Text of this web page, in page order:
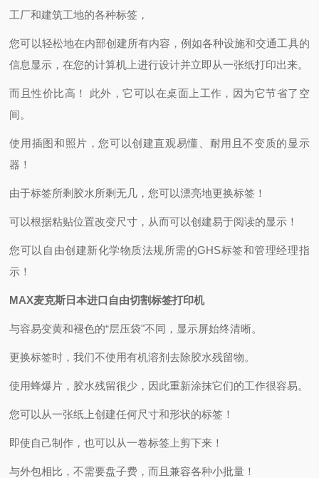
工厂和建筑工地的各种标签，
您可以轻松地在内部创建所有内容，例如各种设施和交通工具的
信息显示，在您的计算机上进行设计并立即从一张纸打印出来。
而且性价比高！ 此外，它可以在桌面上工作，因为它节省了空
间。
使用插图和照片，您可以创建直观易懂、耐用且不变质的显示
器！
由于标签所剩胶水所剩无几，您可以漂亮地更换标签！
可以根据粘贴位置改变尺寸，从而可以创建易于阅读的显示！
您可以自由创建新化学物质法规所需的GHS标签和管理经理指
示！
MAX麦克斯日本进口自由切割标签打印机
与容易变黄和褪色的“层压袋"不同，显示屏始终清晰。
更换标签时，我们不使用有机溶剂去除胶水残留物。
使用蜂爆片，胶水残留很少，因此重新涂抹它们的工作很容易。
您可以从一张纸上创建任何尺寸和形状的标签！
即使自己制作，也可以从一卷标签上剪下来！
与外包相比，不需要盘子费，而且兼容各种小批量！